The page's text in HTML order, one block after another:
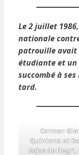
Le 2 juillet
nationale
patrouille avait
étudiante et un
succombé à
tard.
Carmen
Quintana et
Rojas de